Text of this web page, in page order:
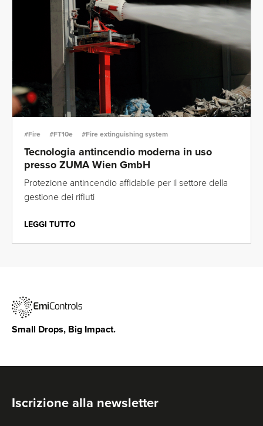
#Fire #FT10e #Fire extinguishing system
Tecnologia antincendio moderna in uso
presso ZUMA Wien GmbH
Protezione antincendio affidabile per il settore della
gestione dei rifiuti
LEGGI TUTTO
Small Drops, Big Impact.
Iscrizione alla newsletter